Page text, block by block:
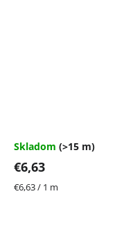
Skladom (>15 m)
€6,63
Jednotková
€6,63 / 1 m